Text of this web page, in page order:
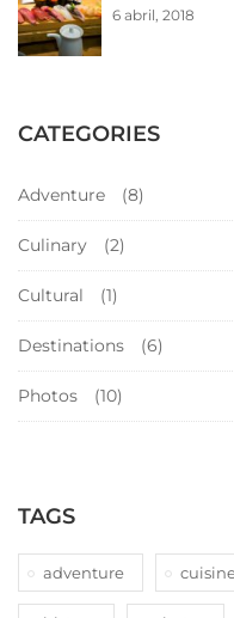
6 abril, 2018
CATEGORIES
Adventure (8)
Culinary (2)
Cultural (1)
Destinations (6)
Photos (10)
TAGS
adventure